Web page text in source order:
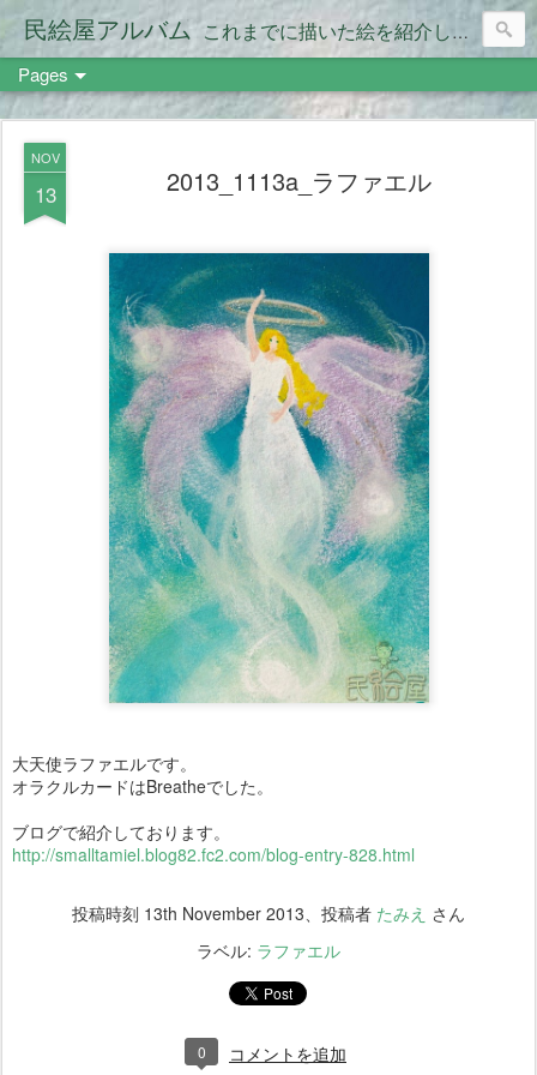
民絵屋アルバム これまでに描いた絵を紹介します。
Pages
NOV
13 2013_1113a_ラファエル
大天使ラファエルです。
オラクルカードはBreatheでした。
ブログで紹介しております。
http://smalltamiel.blog82.fc2.com/blog-entry-828.html
投稿時刻 13th November 2013、投稿者 たみえ さん
ラベル: ラファエル
0 コメントを追加